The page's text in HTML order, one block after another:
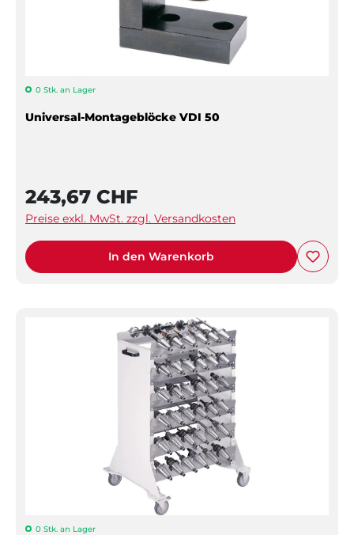
0 Stk. an Lager
Universal-Montageblöcke VDI 50
243,67 CHF
Preise exkl. MwSt. zzgl. Versandkosten
In den Warenkorb
0 Stk. an Lager